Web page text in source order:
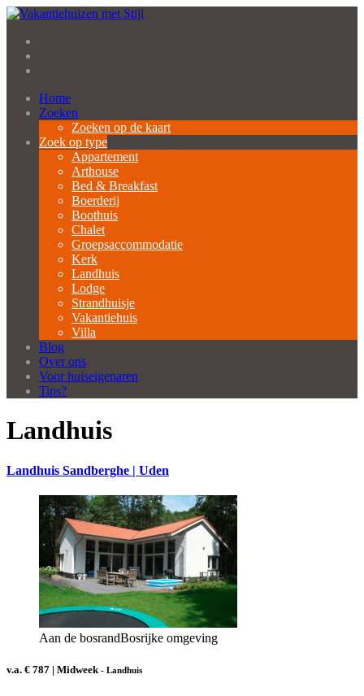
Home
Zoeken
Zoeken op de kaart
Zoek op type
Appartement
Arthouse
Bed & Breakfast
Boerderij
Boothuis
Chalet
Groepsaccommodatie
Kerk
Landhuis
Lodge
Strandhuisje
Vakantiehuis
Villa
Blog
Over ons
Voor huiseigenaren
Tips?
Landhuis
Landhuis Sandberghe | Uden
Aan de bosrandBosrijke omgeving
v.a. € 787 | Midweek - Landhuis